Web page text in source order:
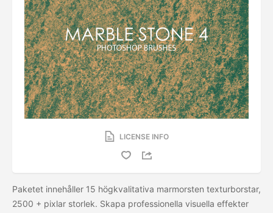
LICENSE INFO
Paketet innehåller 15 högkvalitativa marmorsten texturborstar,
2500 + pixlar storlek. Skapa professionella visuella effekter